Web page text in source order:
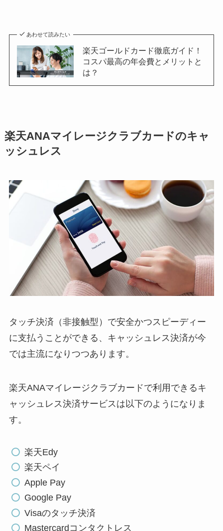
あわせて読みたい
楽天ゴールドカード徹底ガイド！
コスパ最高の年会費とメリットと
は？
楽天ANAマイレージクラブカードのキャ
ッシュレス
タッチ決済（非接触型）で安全かつスピーディー
に支払うことができる、キャッシュレス決済が今
では主流になりつつあります。
楽天ANAマイレージクラブカードで利用できるキ
ャッシュレス決済サービスは以下のようになりま
す。
楽天Edy
楽天ペイ
Apple Pay
Google Pay
Visaのタッチ決済
Mastercardコンタクトレス